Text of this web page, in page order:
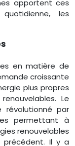
apportent ces
les
en matière de
croissante
plus propres
Le
révolutionné par
permettant à
renouvelables
précédent. Il y a